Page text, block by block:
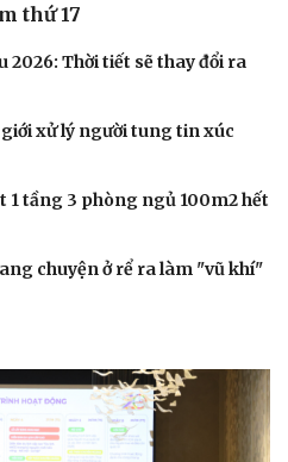
thứ 17
2026: Thời tiết sẽ thay đổi ra
xử lý người tung tin xúc
1 tầng 3 phòng ngủ 100m2 hết
chuyện ở rể ra làm "vũ khí"